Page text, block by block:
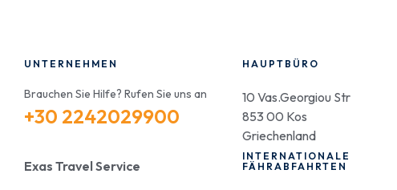
UNTERNEHMEN
Brauchen Sie Hilfe? Rufen Sie uns an
+30 2242029900
Exas Travel Service
HAUPTBÜRO
10 Vas.Georgiou Str
853 00 Kos
Griechenland
INTERNATIONALE
FÄHRABFAHRTEN